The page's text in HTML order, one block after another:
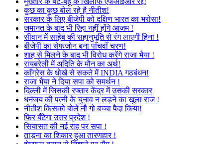
कुछ का कुछ बोल रहे है नीतीश!
सरकार के लिए बीजेपी को दक्षिण भारत का भरोसा!
जमानत के बाद भी रिहा नहीं होंगे आजम !
सीवान में साहेब की सहानुभूति से रंग लाएगी हिना !
बीजेपी का सेफजोन बना पाँचवाँ चरण!
शाह से मिलने के बाद भी विरोध करेंगे राजा भैया !
रायबरेली में अदिति के मौन का अर्थ!
काँग्रेस के धोखे से सकते में INDIA गठबंधन!
राजा भैया ने दिया सपा को समर्थन !
दिल्ली में जिसकी रफ्तार केंद्र में उसकी सरकार
धनंजय की पत्नी के चुनाव न लड़ने का खुला राज !
नीतीश किसको बोले नौ गो बच्चा पैदा किया!
फिर बँटेगा उत्तर प्रदेश !
सियासत की नई राह पर सपा !
ताड़ना का शिकार हुआ तारणहार !